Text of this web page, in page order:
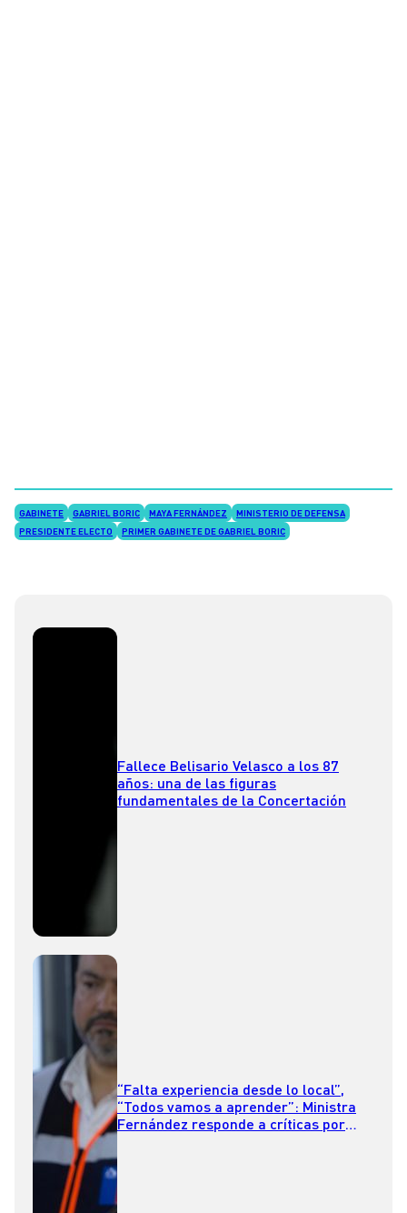
GABINETE GABRIEL BORIC MAYA FERNÁNDEZ
MINISTERIO DE DEFENSA
PRESIDENTE ELECTO
PRIMER GABINETE DE GABRIEL BORIC
Fallece Belisario Velasco a los 87
años: una de las figuras
fundamentales de la Concertación
“Falta experiencia desde lo local”,
“Todos vamos a aprender”: Ministra
Fernández responde a críticas por